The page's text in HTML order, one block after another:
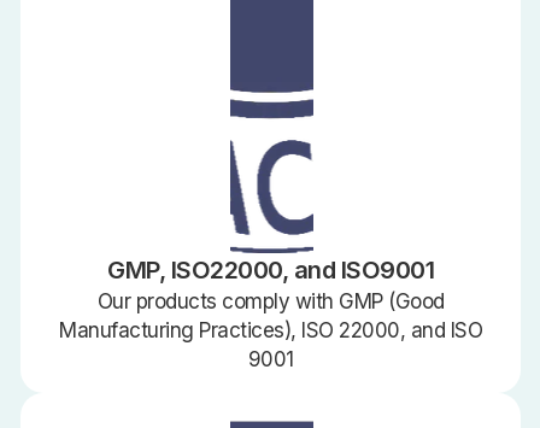
GMP, ISO22000, and ISO9001
Our products comply with GMP (Good
Manufacturing Practices), ISO 22000, and ISO
9001